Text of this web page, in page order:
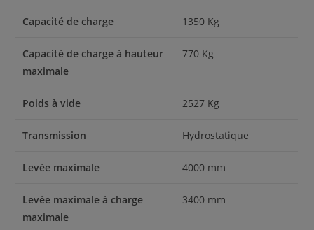
Capacité de charge 1350 Kg
Capacité de charge à hauteur
maximale
770 Kg
Poids à vide 2527 Kg
Transmission Hydrostatique
Levée maximale 4000 mm
Levée maximale à charge
maximale
3400 mm